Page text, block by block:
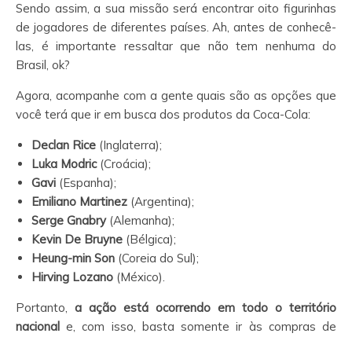
Sendo assim, a sua missão será encontrar oito figurinhas
de jogadores de diferentes países. Ah, antes de conhecê-
las, é importante ressaltar que não tem nenhuma do
Brasil, ok?
Agora, acompanhe com a gente quais são as opções que
você terá que ir em busca dos produtos da Coca-Cola:
Declan Rice (Inglaterra);
Luka Modric(Croácia);
Gavi (Espanha);
Emiliano Martinez (Argentina);
Serge Gnabry(Alemanha);
Kevin De Bruyne (Bélgica);
Heung-min Son (Coreia do Sul);
Hirving Lozano (México).
Portanto, a ação está ocorrendo em todo o território
nacionale, com isso, basta somente ir às compras de